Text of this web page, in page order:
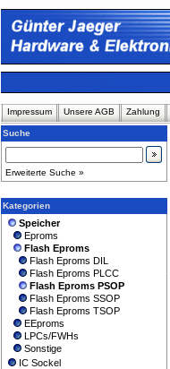
Impressum Unsere AGB Zahlung
Suche
Erweiterte Suche »
Kategorien
Speicher
Eproms
Flash Eproms
Flash Eproms DIL
Flash Eproms PLCC
Flash Eproms PSOP
Flash Eproms SSOP
Flash Eproms TSOP
EEproms
LPCs/FWHs
Sonstige
IC Sockel